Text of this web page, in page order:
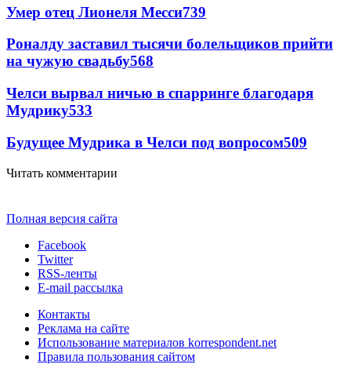
Умер отец Лионеля Месси739
Роналду заставил тысячи болельщиков прийти
на чужую свадьбу568
Челси вырвал ничью в спарринге благодаря
Мудрику533
Будущее Мудрика в Челси под вопросом509
Читать комментарии
Полная версия сайта
Facebook
Twitter
RSS-ленты
E-mail рассылка
Контакты
Реклама на сайте
Использование материалов korrespondent.net
Правила пользования сайтом